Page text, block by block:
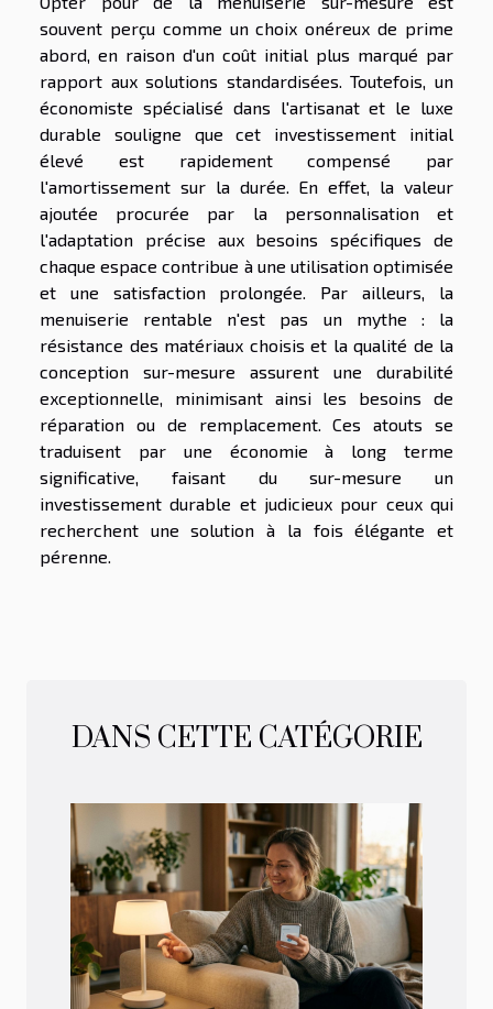
souvent perçu comme un choix onéreux de prime
abord, en raison d'un coût initial plus marqué par
rapport aux solutions standardisées. Toutefois, un
économiste spécialisé dans l'artisanat et le luxe
durable souligne que cet investissement initial
élevé est rapidement compensé par
l'amortissement sur la durée. En effet, la valeur
ajoutée procurée par la personnalisation et
l'adaptation précise aux besoins spécifiques de
chaque espace contribue à une utilisation optimisée
et une satisfaction prolongée. Par ailleurs, la
menuiserie rentable n'est pas un mythe : la
résistance des matériaux choisis et la qualité de la
conception sur-mesure assurent une durabilité
exceptionnelle, minimisant ainsi les besoins de
réparation ou de remplacement. Ces atouts se
traduisent par une économie à long terme
significative, faisant du sur-mesure un
investissement durable et judicieux pour ceux qui
recherchent une solution à la fois élégante et
pérenne.
DANS CETTE CATÉGORIE